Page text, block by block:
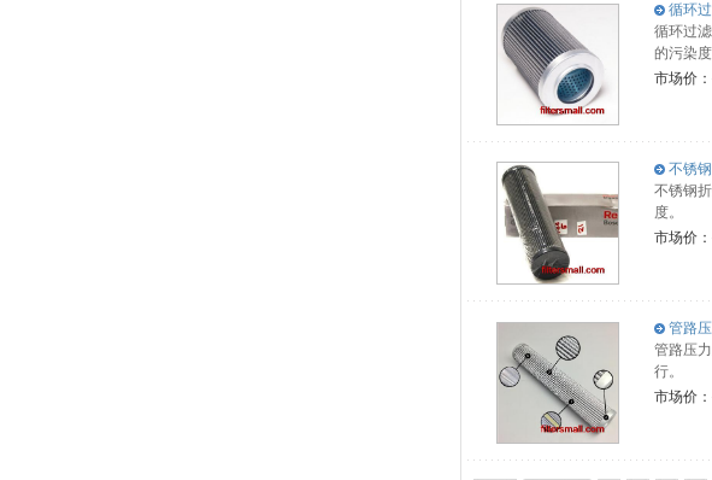
循环
循环过
的污染度
市场价：
不锈
不锈钢
度。
市场价：
管路
管路压
行。
市场价：